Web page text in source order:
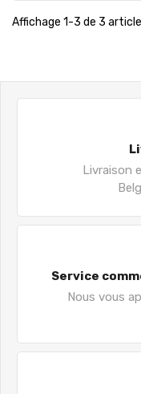
Affichage 1-3 de 3
Livraison
Service
Nous vous